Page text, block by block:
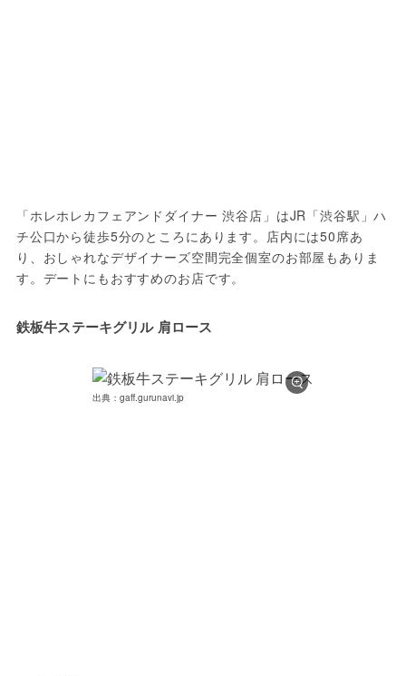
「ホレホレカフェアンドダイナー 渋谷店」はJR「渋谷駅」ハ
チ公口から徒歩5分のところにあります。店内には50席あ
り、おしゃれなデザイナーズ空間完全個室のお部屋もありま
す。デートにもおすすめのお店です。
鉄板牛ステーキグリル 肩ロース
出典：gaff.gurunavi.jp